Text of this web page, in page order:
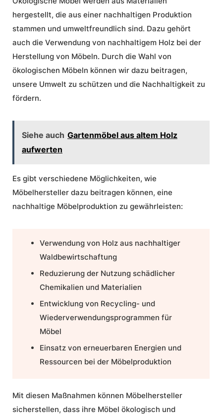
hergestellt, die aus einer nachhaltigen Produktion
stammen und umweltfreundlich sind. Dazu gehört
auch die Verwendung von nachhaltigem Holz bei der
Herstellung von Möbeln. Durch die Wahl von
ökologischen Möbeln können wir dazu beitragen,
unsere Umwelt zu schützen und die Nachhaltigkeit zu
fördern.
Siehe auch Gartenmöbel aus altem Holz
aufwerten
Es gibt verschiedene Möglichkeiten, wie
Möbelhersteller dazu beitragen können, eine
nachhaltige Möbelproduktion zu gewährleisten:
Verwendung von Holz aus nachhaltiger
Waldbewirtschaftung
Reduzierung der Nutzung schädlicher
Chemikalien und Materialien
Entwicklung von Recycling- und
Wiederverwendungsprogrammen für
Möbel
Einsatz von erneuerbaren Energien und
Ressourcen bei der Möbelproduktion
Mit diesen Maßnahmen können Möbelhersteller
sicherstellen, dass ihre Möbel ökologisch und